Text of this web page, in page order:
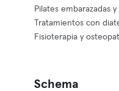
Pilates embarazadas
Tratamientos con
Fisioterapia y
Schema